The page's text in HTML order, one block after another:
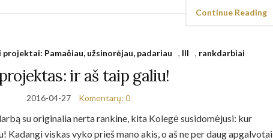
Continue Reading
projektai: Pamačiau, užsinorėjau, padariau , lll , rankdarbiai
ir aš taip galiu!
2016-04-27 Komentarų: 0
su originalia nerta rankine, kita Kolegė susidomėjusi: kur
Kadangi viskas vyko prieš mano akis, o aš ne per daug apgalvotai